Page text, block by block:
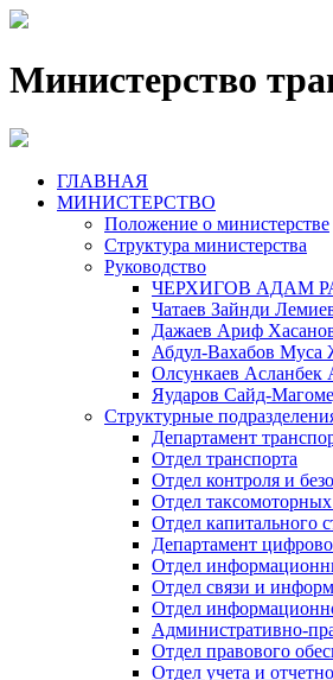
Министерство
ГЛАВНАЯ
МИНИСТЕРСТВО
Положение о министерстве
Структура министерства
Руководство
ЧЕРХИГОВ АДАМ
Чатаев Зайнди
Дажаев Ариф
Абдул-Вахабов Муса
Олсункаев Асланбек
Яударов Сайд-
Структурные
Департамент
Отдел транспорта
Отдел контроля и
Отдел таксомоторных
Отдел капитального
Департамент
Отдел
Отдел связи и
Отдел
Административно-
Отдел правового
Отдел учета и